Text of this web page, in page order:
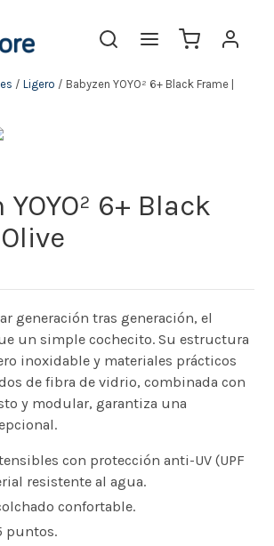
/ Ligero / Babyzen YOYO² 6+ Black Frame |
6+ Black
generación tras generación, el
un simple cochecito. Su estructura
inoxidable y materiales prácticos
de fibra de vidrio, combinada con
y modular, garantiza una
con protección anti-UV (UPF
resistente al agua.
confortable.
puntos.